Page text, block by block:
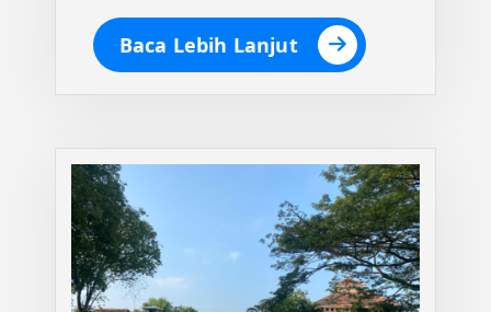
Baca Lebih Lanjut